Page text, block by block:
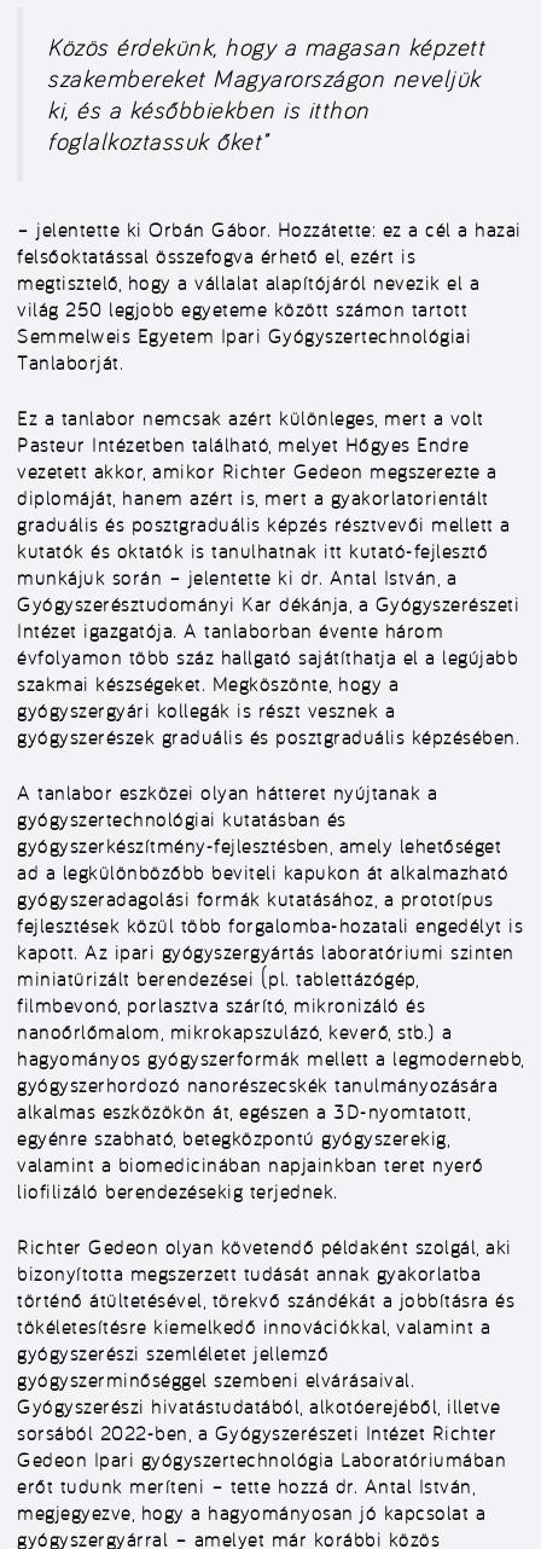
Közös érdekünk, hogy a magasan képzett
szakembereket Magyarországon neveljük
ki, és a későbbiekben is itthon
foglalkoztassuk őket”
– jelentette ki Orbán Gábor. Hozzátette: ez a cél a hazai
felsőoktatással összefogva érhető el, ezért is
megtisztelő, hogy a vállalat alapítójáról nevezik el a
világ 250 legjobb egyeteme között számon tartott
Semmelweis Egyetem Ipari Gyógyszertechnológiai
Tanlaborját.
Ez a tanlabor nemcsak azért különleges, mert a volt
Pasteur Intézetben található, melyet Hőgyes Endre
vezetett akkor, amikor Richter Gedeon megszerezte a
diplomáját, hanem azért is, mert a gyakorlatorientált
graduális és posztgraduális képzés résztvevői mellett a
kutatók és oktatók is tanulhatnak itt kutató-fejlesztő
munkájuk során – jelentette ki dr. Antal István, a
Gyógyszerésztudományi Kar dékánja, a Gyógyszerészeti
Intézet igazgatója. A tanlaborban évente három
évfolyamon több száz hallgató sajátíthatja el a legújabb
szakmai készségeket. Megköszönte, hogy a
gyógyszergyári kollegák is részt vesznek a
gyógyszerészek graduális és posztgraduális képzésében.
A tanlabor eszközei olyan hátteret nyújtanak a
gyógyszertechnológiai kutatásban és
gyógyszerkészítmény-fejlesztésben, amely lehetőséget
ad a legkülönbözőbb beviteli kapukon át alkalmazható
gyógyszeradagolási formák kutatásához, a prototípus
fejlesztések közül több forgalomba-hozatali engedélyt is
kapott. Az ipari gyógyszergyártás laboratóriumi szinten
miniatürizált berendezései (pl. tablettázógép,
filmbevonó, porlasztva szárító, mikronizáló és
nanoőrlőmalom, mikrokapszulázó, keverő, stb.) a
hagyományos gyógyszerformák mellett a legmodernebb,
gyógyszerhordozó nanorészecskék tanulmányozására
alkalmas eszközökön át, egészen a 3D-nyomtatott,
egyénre szabható, betegközpontú gyógyszerekig,
valamint a biomedicinában napjainkban teret nyerő
liofilizáló berendezésekig terjednek.
Richter Gedeon olyan követendő példaként szolgál, aki
bizonyította megszerzett tudását annak gyakorlatba
történő átültetésével, törekvő szándékát a jobbításra és
tökéletesítésre kiemelkedő innovációkkal, valamint a
gyógyszerészi szemléletet jellemző
gyógyszerminőséggel szembeni elvárásaival.
Gyógyszerészi hivatástudatából, alkotóerejéből, illetve
sorsából 2022-ben, a Gyógyszerészeti Intézet Richter
Gedeon Ipari gyógyszertechnológia Laboratóriumában
erőt tudunk meríteni – tette hozzá dr. Antal István,
megjegyezve, hogy a hagyományosan jó kapcsolat a
gyógyszergyárral – amelyet már korábbi közös